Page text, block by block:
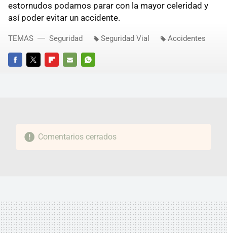
estornudos podamos parar con la mayor celeridad y
así poder evitar un accidente.
FACEBOOKTWITTERFLIPBOARD
E-
WHATSAPP
TEMAS Seguridad Seguridad Vial Accidentes
Comentarios cerrados